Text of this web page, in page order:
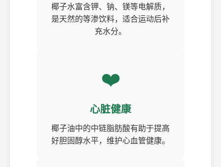
椰子水富含钾、钠、镁等电解质，
是天然的等渗饮料，适合运动后补
充水分。
❤️
心脏健康
椰子油中的中链脂肪酸有助于提高
好胆固醇水平，维护心血管健康。